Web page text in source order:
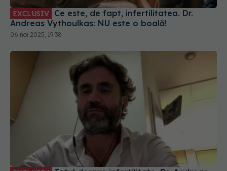
EXCLUSIV
Andreas Vythoulkas: NU este o boală!
06 noi 2025, 19:38